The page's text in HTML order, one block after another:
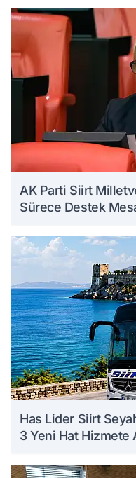
AK Parti Siirt
Sürece Destek
Has Lider Siirt
3 Yeni Hat Hizmete